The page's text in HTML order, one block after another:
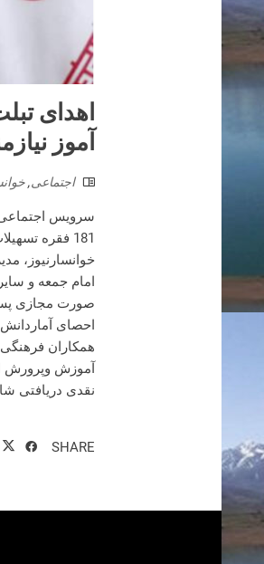
آموز
اجتماعی,
181 فقره
خوانسارنیوز،
امام جمعه و
احصای
همکاران
آموزش وپرورش
نقدی دریافتی
SHARE